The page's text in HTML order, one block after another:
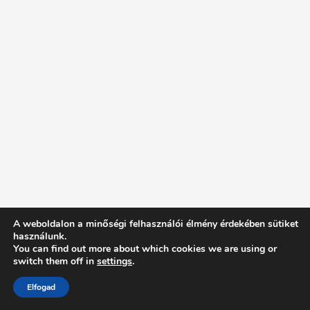
Intentionally Blank - Proudly powered by WordPress
A weboldalon a minőségi felhasználói élmény érdekében sütiket
használunk.
You can find out more about which cookies we are using or
switch them off in settings.
Elfogad